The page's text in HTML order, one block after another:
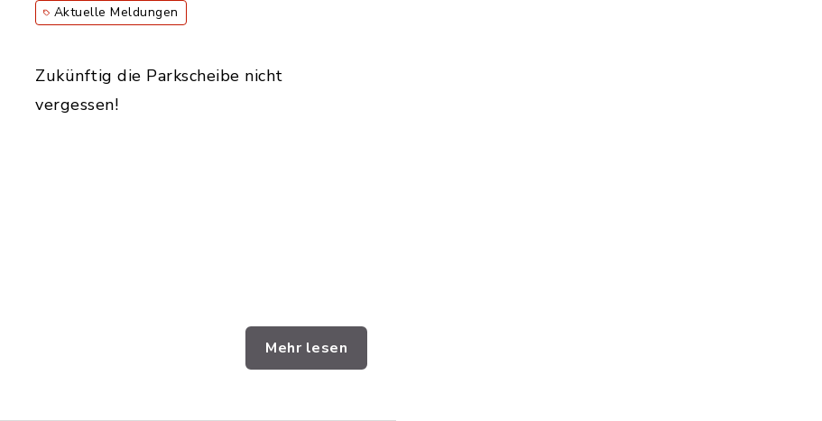
Aktuelle Meldungen
Zukünftig die Parkscheibe nicht
vergessen!
Mehr lesen